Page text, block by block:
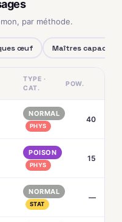
par méthode.
œuf Maîtres capacités
TYPE ·
CAT.
POW.
NORMAL
PHYS
40
POISON
PHYS
15
NORMAL
STAT
—